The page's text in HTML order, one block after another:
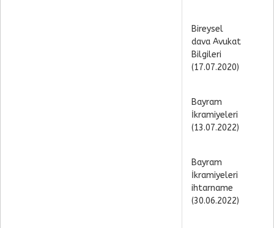
Bireysel
dava Avukat
Bilgileri
(17.07.2020)
Bayram
İkramiyeleri
(13.07.2022)
Bayram
İkramiyeleri
ihtarname
(30.06.2022)